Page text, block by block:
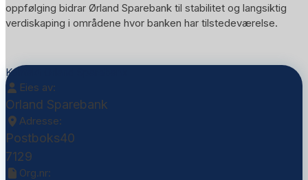
oppfølging bidrar Ørland Sparebank til stabilitet og langsiktig
verdiskaping i områdene hvor banken har tilstedeværelse.
Kontakt Orland Sparebank
Eies av:
Orland Sparebank
Adresse:
Postboks40
7129
Org.nr: